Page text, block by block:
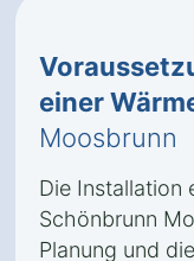
einer
Moosbrunn
Die Installation
Schönbrunn
Planung und